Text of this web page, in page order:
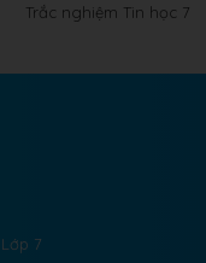
Trắc nghiệm Tin học 7
Lớp 7